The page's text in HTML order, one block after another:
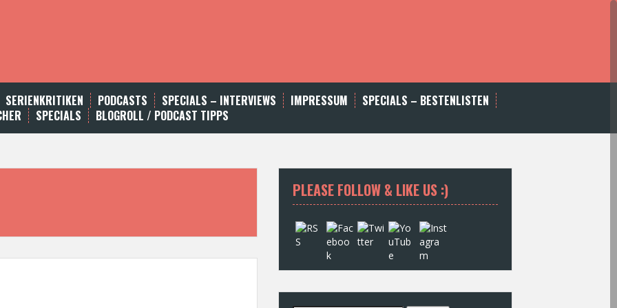
SERIENKRITIKEN PODCASTS SPECIALS – INTERVIEWS IMPRESSUM
SPECIALS – BESTENLISTEN
SPECIALS BLOGROLL / PODCAST TIPPS
PLEASE FOLLOW & LIKE US :)